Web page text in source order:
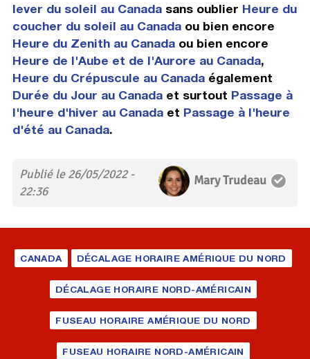
lever du soleil au Canadasans oublier Heure du
coucher du soleil au Canadaou bien encore
Heure du Zenith au Canadaou bien encore
Heure de l'Aube et de l'Aurore au Canada,
Heure du Crépuscule au Canadaégalement
Durée du Jour au Canadaet surtout Passage à
l'heure d'hiver au Canadaet Passage à l'heure
d'été au Canada.
Publié le 26/05/2022 -
22:36
Mary Trudeau
CANADA DÉCALAGE HORAIRE AMÉRIQUE DU NORD
DÉCALAGE HORAIRE NORD-AMÉRICAIN
FUSEAU HORAIRE AMÉRIQUE DU NORD
FUSEAU HORAIRE NORD-AMÉRICAIN